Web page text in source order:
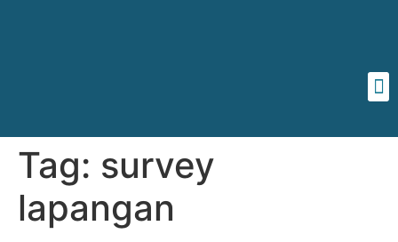
Tag: survey
lapangan